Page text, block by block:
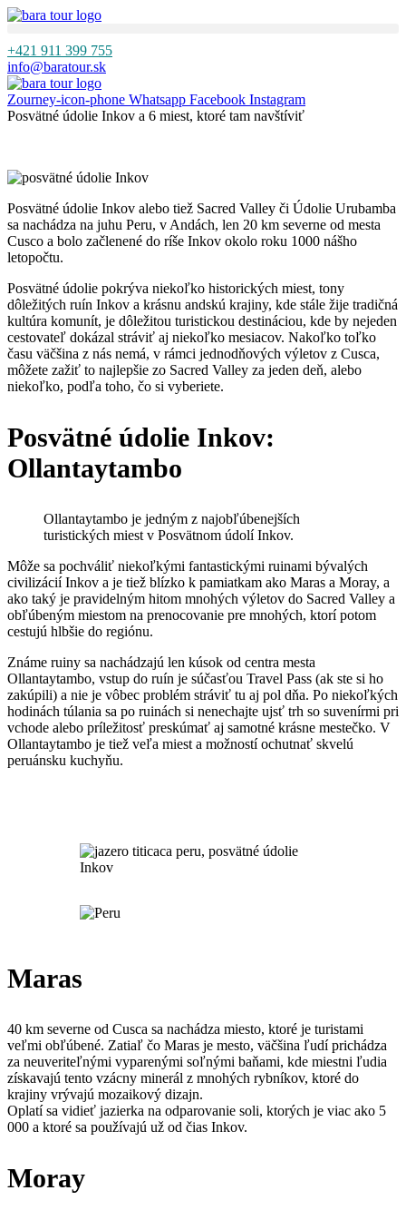
+421 911 399 755
info@baratour.sk
Menu
Zourney-icon-phone Whatsapp Facebook Instagram
Posvätné údolie Inkov a 6 miest, ktoré tam navštíviť
Posvätné údolie Inkov alebo tiež Sacred Valley či Údolie Urubamba
sa nachádza na juhu Peru, v Andách, len 20 km severne od mesta
Cusco a bolo začlenené do ríše Inkov okolo roku 1000 nášho
letopočtu.
Posvätné údolie pokrýva niekoľko historických miest, tony
dôležitých ruín Inkov a krásnu andskú krajiny, kde stále žije tradičná
kultúra komunít, je dôležitou turistickou destináciou, kde by nejeden
cestovateľ dokázal stráviť aj niekoľko mesiacov. Nakoľko toľko
času väčšina z nás nemá, v rámci jednodňových výletov z Cusca,
môžete zažiť to najlepšie zo Sacred Valley za jeden deň, alebo
niekoľko, podľa toho, čo si vyberiete.
Posvätné údolie Inkov:
Ollantaytambo
Ollantaytambo je jedným z najobľúbenejších
turistických miest v Posvätnom údolí Inkov.
Môže sa pochváliť niekoľkými fantastickými ruinami bývalých
civilizácií Inkov a je tiež blízko k pamiatkam ako Maras a Moray, a
ako taký je pravidelným hitom mnohých výletov do Sacred Valley a
obľúbeným miestom na prenocovanie pre mnohých, ktorí potom
cestujú hlbšie do regiónu.
Známe ruiny sa nachádzajú len kúsok od centra mesta
Ollantaytambo, vstup do ruín je súčasťou Travel Pass (ak ste si ho
zakúpili) a nie je vôbec problém stráviť tu aj pol dňa. Po niekoľkých
hodinách túlania sa po ruinách si nenechajte ujsť trh so suvenírmi pri
vchode alebo príležitosť preskúmať aj samotné krásne mestečko. V
Ollantaytambo je tiež veľa miest a možností ochutnať skvelú
peruánsku kuchyňu.
Maras
40 km severne od Cusca sa nachádza miesto, ktoré je turistami
veľmi obľúbené. Zatiaľ čo Maras je mesto, väčšina ľudí prichádza
za neuveriteľnými vyparenými soľnými baňami, kde miestni ľudia
získavajú tento vzácny minerál z mnohých rybníkov, ktoré do
krajiny vrývajú mozaikový dizajn.
Oplatí sa vidieť jazierka na odparovanie soli, ktorých je viac ako 5
000 a ktoré sa používajú už od čias Inkov.
Moray